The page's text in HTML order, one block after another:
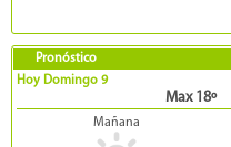
Pronóstico
Hoy Domingo 9
Max 18º
Mañana